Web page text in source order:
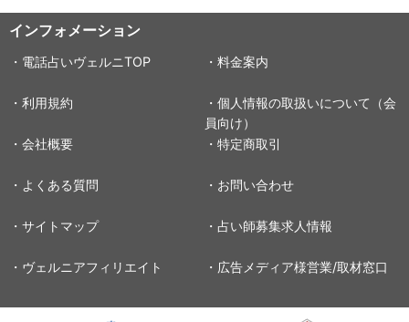
インフォメーション
・電話占いヴェルニTOP ・料金案内
・利用規約
・個人情報の取扱いについて（会
員向け）
・会社概要
・特定商取引
・よくある質問 ・お問い合わせ
・サイトマップ ・占い師募集求人情報
・ヴェルニアフィリエイト ・広告メディア様営業/取材窓口